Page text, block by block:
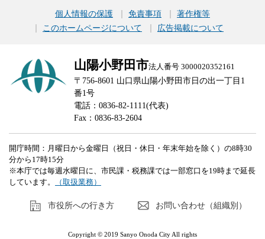
個人情報の保護 免責事項
著作権等
このホームページについて
広告掲載について
山陽小野田市法人番号 3000020352161
〒756-8601 山口県山陽小野田市日の出一丁目1
番1号
電話：0836-82-1111(代表)
Fax：0836-83-2604
開庁時間：月曜日から金曜日（祝日・休日・年末年始を除く）の8時30
分から17時15分
※本庁では毎週水曜日に、市民課・税務課では一部窓口を19時まで延長
しています。
（取扱業務）
市役所への行き方 お問い合わせ（組織別）
Copyright © 2019 Sanyo Onoda City All rights